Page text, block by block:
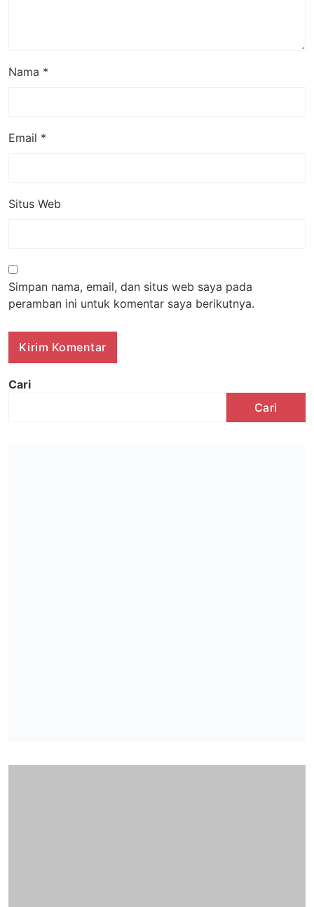
Nama *
Email *
Situs Web
Simpan nama, email, dan situs web saya pada
peramban ini untuk komentar saya berikutnya.
Cari
Cari